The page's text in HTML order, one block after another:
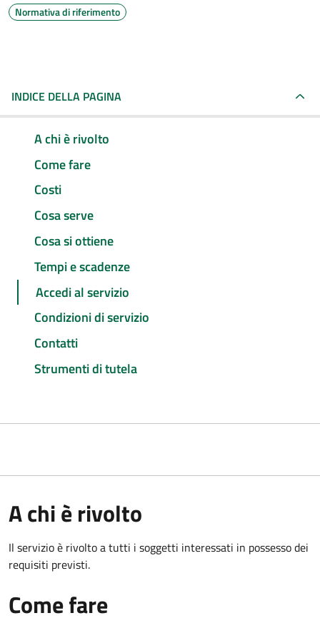
Normativa di riferimento
INDICE DELLA PAGINA
A chi è rivolto
Come fare
Costi
Cosa serve
Cosa si ottiene
Tempi e scadenze
Accedi al servizio
Condizioni di servizio
Contatti
Strumenti di tutela
A chi è rivolto
Il servizio è rivolto a tutti i soggetti interessati in possesso dei
requisiti previsti.
Come fare